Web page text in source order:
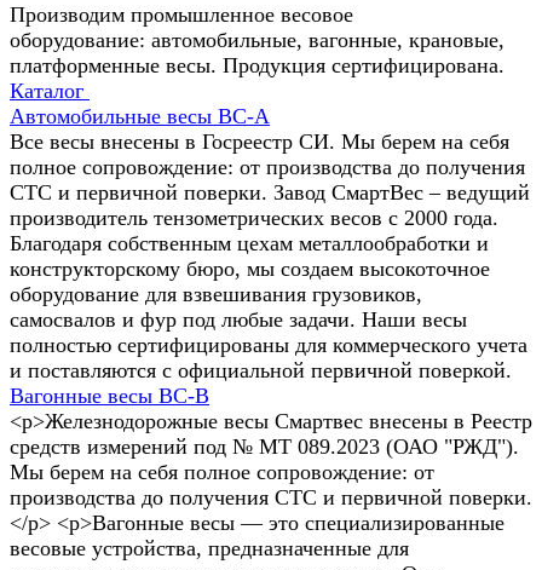
Производим промышленное весовое
оборудование: автомобильные, вагонные, крановые,
платформенные весы. Продукция сертифицирована.
Каталог
Автомобильные весы ВС-А
Все весы внесены в Госреестр СИ. Мы берем на себя
полное сопровождение: от производства до получения
СТС и первичной поверки. Завод СмартВес – ведущий
производитель тензометрических весов с 2000 года.
Благодаря собственным цехам металлообработки и
конструкторскому бюро, мы создаем высокоточное
оборудование для взвешивания грузовиков,
самосвалов и фур под любые задачи. Наши весы
полностью сертифицированы для коммерческого учета
и поставляются с официальной первичной поверкой.
Вагонные весы ВС-В
<p>Железнодорожные весы Смартвес внесены в Реестр
средств измерений под № MT 089.2023 (ОАО "РЖД").
Мы берем на себя полное сопровождение: от
производства до получения СТС и первичной поверки.
</p> <p>Вагонные весы — это специализированные
весовые устройства, предназначенные для